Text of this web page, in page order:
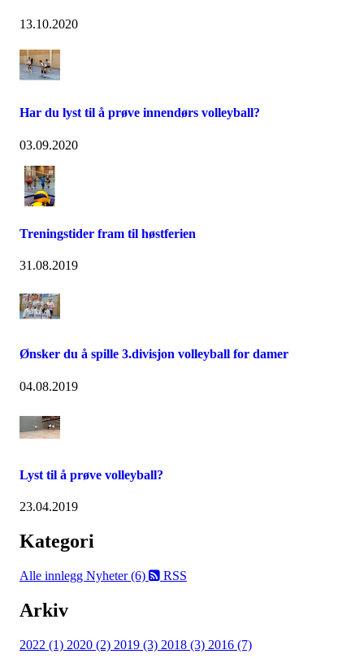
13.10.2020
Har du lyst til å prøve innendørs volleyball?
03.09.2020
Treningstider fram til høstferien
31.08.2019
Ønsker du å spille 3.divisjon volleyball for damer
04.08.2019
Lyst til å prøve volleyball?
23.04.2019
Kategori
Alle innlegg Nyheter (6) RSS
Arkiv
2022 (1) 2020 (2) 2019 (3) 2018 (3) 2016 (7)